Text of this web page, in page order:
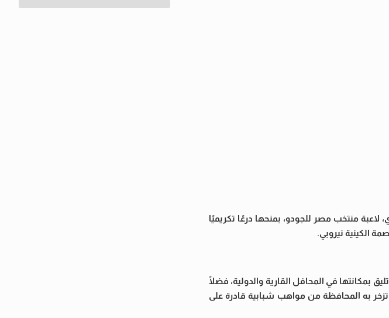
منتخب مصر للجودو، بمنحها درعًا تكريميًا
بمكانتها في المحافل القارية والدولية، فضلًا
به المحافظة من مواهب شبابية قادرة على